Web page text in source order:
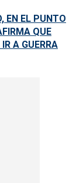
EN EL PUNTO
QUE
A GUERRA